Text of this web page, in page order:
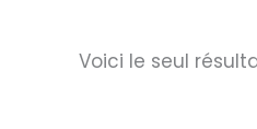
Voici le seul